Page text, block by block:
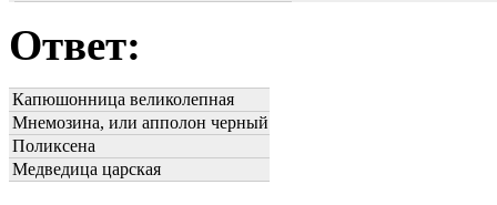
Ответ:
Капюшонница великолепная
Мнемозина, или апполон черный
Поликсена
Медведица царская